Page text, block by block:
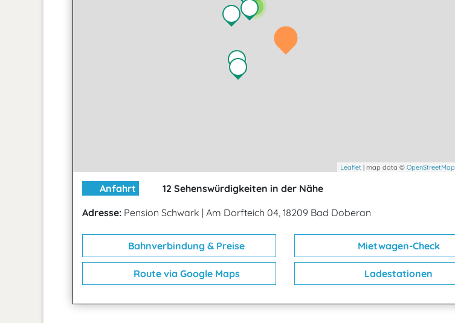
2
Leaflet | map data © OpenStreetMap
Anfahrt
12 Sehenswürdigkeiten in der Nähe
Adresse: Pension Schwark | Am Dorfteich 04, 18209 Bad Doberan
Bahnverbindung & Preise Mietwagen-Check
Route via Google Maps Ladestationen